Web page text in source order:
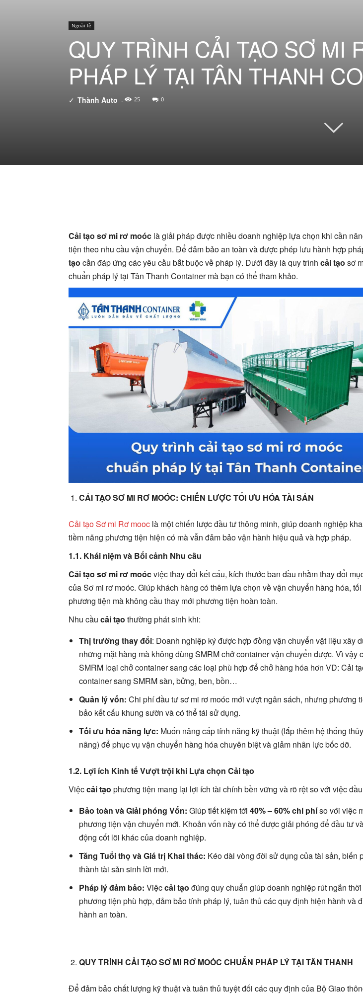
Ngoài lề
QUY TRÌNH CẢI TẠO SƠ MI
PHÁP LÝ TẠI TÂN THANH
✓ Thành Auto - 25 0
Cải tạo sơ mi rơ moóc là giải pháp được nhiều doanh nghiệp lựa chọn khi cần
tiện theo nhu cầu vận chuyển. Để đảm bảo an toàn và được phép lưu hành hợp
tạo cần đáp ứng các yêu cầu bắt buộc về pháp lý. Dưới đây là quy trình cải tạo sơ
chuẩn pháp lý tại Tân Thanh Container mà bạn có thể tham khảo.
CẢI TẠO SƠ MI RƠ MOÓC: CHIẾN LƯỢC TỐI ƯU HÓA TÀI SẢN
Cải tạo Sơ mi Rơ mooc là một chiến lược đầu tư thông minh, giúp doanh nghiệp
tiềm năng phương tiện hiện có mà vẫn đảm bảo vận hành hiệu quả và hợp pháp.
1.1. Khái niệm và Bối cảnh Nhu cầu
Cải tạo sơ mi rơ moócviệc thay đổi kết cấu, kích thước ban đầu nhằm thay đổi
của Sơ mi rơ moóc. Giúp khách hàng có thêm lựa chọn về vận chuyển hàng hóa,
phương tiện mà không cầu thay mới phương tiện hoàn toàn.
Nhu cầu cải tạo thường phát sinh khi:
Thị trường thay đổi: Doanh nghiệp ký được hợp đồng vận chuyển vật liệu xây
những mặt hàng mà không dùng SMRM chở container vận chuyển được. Vì vậy
SMRM loại chở container sang các loại phù hợp để chở hàng hóa hơn VD: Cải
container sang SMRM sàn, bửng, ben, bồn…
Quản lý vốn: Chi phí đầu tư sơ mi rơ moóc mới vượt ngân sách, nhưng phương
bảo kết cấu khung sườn và có thể tái sử dụng.
Tối ưu hóa năng lực: Muốn nâng cấp tính năng kỹ thuật (lắp thêm hệ thống
nâng) để phục vụ vận chuyển hàng hóa chuyên biệt và giảm nhân lực bốc dỡ.
1.2. Lợi ích Kinh tế Vượt trội khi Lựa chọn Cải tạo
Việccải tạo phương tiện mang lại lợi ích tài chính bền vững và rõ rệt so với việc
Bảo toàn và Giải phóng Vốn: Giúp tiết kiệm tới 40% – 60% chi phíso với việc
phương tiện vận chuyển mới. Khoản vốn này có thể được giải phóng để đầu tư
động cốt lõi khác của doanh nghiệp.
Tăng Tuổi thọ và Giá trị Khai thác: Kéo dài vòng đời sử dụng của tài sản, biến
thành tài sản sinh lời mới.
Pháp lý đảm bảo: Việccải tạo đúng quy chuẩn giúp doanh nghiệp rút ngắn
phương tiện phù hợp, đảm bảo tính pháp lý, tuân thủ các quy định hiện hành và
hành an toàn.
QUY TRÌNH CẢI TẠO SƠ MI RƠ MOÓC CHUẨN PHÁP LÝ TẠI TÂN THANH
Để đảm bảo chất lượng kỹ thuật và tuân thủ tuyệt đối các quy định của Bộ Giao